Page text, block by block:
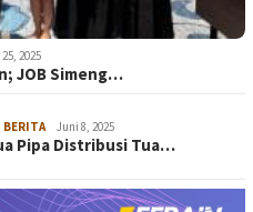
2025
JOB Simeng…
BERITA Juni 8, 2025
Pipa Distribusi Tua…